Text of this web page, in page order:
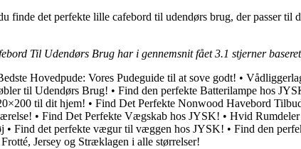
finde det perfekte lille cafebord til udendørs brug, der passer
Til Udendørs Brug har i gennemsnit fået3.1 stjerner
Hovedpude: Vores Pudeguide til at sove godt! •
til Udendørs Brug! • Find den perfekte Batterilampe hos
til dit hjem! • Find Det Perfekte Nonwood Havebord
• Find Det Perfekte Vægskab hos JYSK! • Hvid
• Find det perfekte vægur til væggen hos JYSK! • Find den
Jersey og Stræklagen i alle størrelser!